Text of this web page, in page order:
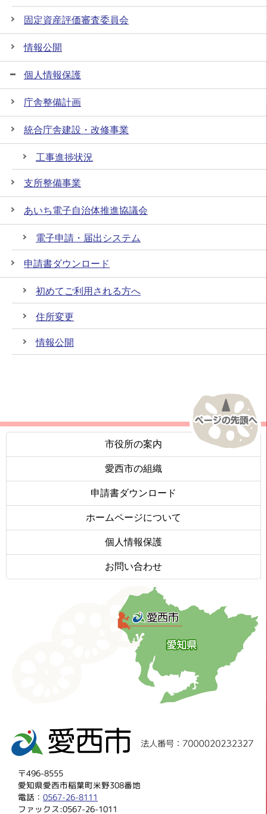
固定資産評価審査委員会
情報公開
個人情報保護
庁舎整備計画
統合庁舎建設・改修事業
工事進捗状況
支所整備事業
あいち電子自治体推進協議会
電子申請・届出システム
申請書ダウンロード
初めてご利用される方へ
住所変更
情報公開
市役所の案内
愛西市の組織
申請書ダウンロード
ホームページについて
個人情報保護
お問い合わせ
〒496-8555
愛知県愛西市稲葉町米野308番地
電話：0567-26-8111
ファックス:0567-26-1011